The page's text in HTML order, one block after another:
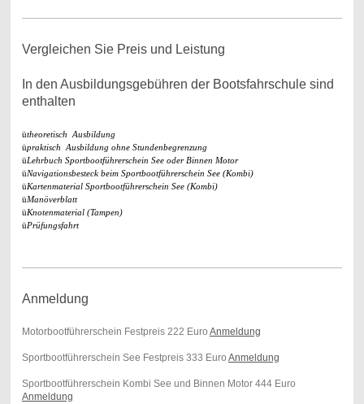
Vergleichen Sie Preis und Leistung
In den Ausbildungsgebühren der Bootsfahrschule sind
enthalten
ütheoretisch Ausbildung
üpraktisch Ausbildung ohne Stundenbegrenzung
üLehrbuch Sportbootführerschein See oder Binnen Motor
üNavigationsbesteck beim Sportbootführerschein See (Kombi)
üKartenmaterial Sportbootführerschein See (Kombi)
üManöverblatt
üKnotenmaterial (Tampen)
üPrüfungsfahrt
Anmeldung
Motorbootführerschein Festpreis 222 Euro Anmeldung
Sportbootführerschein See Festpreis 333 Euro Anmeldung
Sportbootführerschein Kombi See und Binnen Motor 444 Euro
Anmeldung